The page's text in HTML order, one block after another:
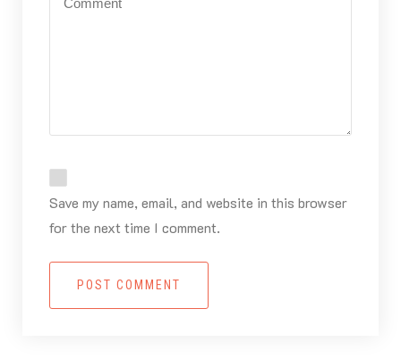
Save my name, email, and website in this browser
for the next time I comment.
POST COMMENT